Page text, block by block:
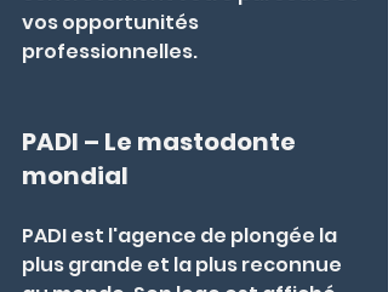
vos opportunités
professionnelles.
PADI – Le mastodonte
mondial
PADI est l'agence de plongée la
plus grande et la plus reconnue